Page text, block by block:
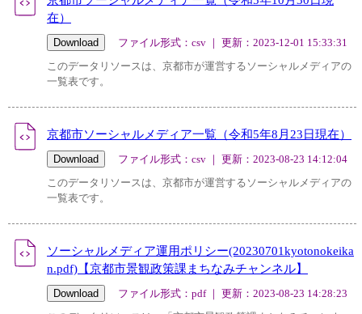
在）
ファイル形式：csv ｜ 更新：2023-12-01 15:33:31
このデータリソースは、京都市が運営するソーシャルメディアの
一覧表です。
京都市ソーシャルメディア一覧（令和5年8月23日現在）
ファイル形式：csv ｜ 更新：2023-08-23 14:12:04
このデータリソースは、京都市が運営するソーシャルメディアの
一覧表です。
ソーシャルメディア運用ポリシー(20230701kyotonokeika
n.pdf)【京都市景観政策課まちなみチャンネル】
ファイル形式：pdf ｜ 更新：2023-08-23 14:28:23